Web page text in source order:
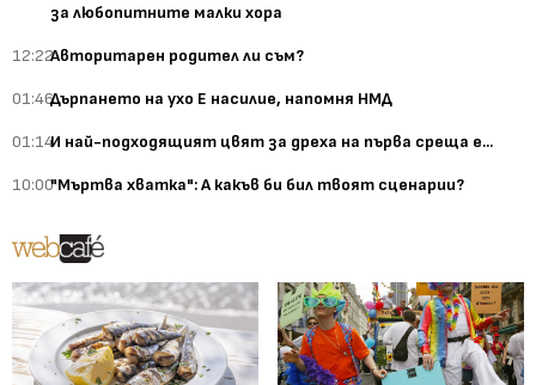
за любопитните малки хора
12:22Авторитарен родител ли съм?
01:46Дърпането на ухо Е насилие, напомня НМД
01:14И най-подходящият цвят за дреха на първа среща е...
10:00"Мъртва хватка": А какъв би бил твоят сценарии?